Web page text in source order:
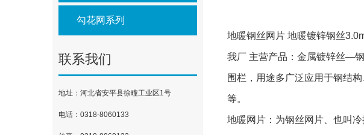
勾花网系列
联系我们
地址：河北省安平县徐疃工业区1号
电话：0318-8060133
地暖钢丝网片 地暖镀锌钢丝
我厂 主营产品：金属镀锌丝
围栏，用途多广泛应用于钢结
等。
地暖网片：为钢丝网片、也叫